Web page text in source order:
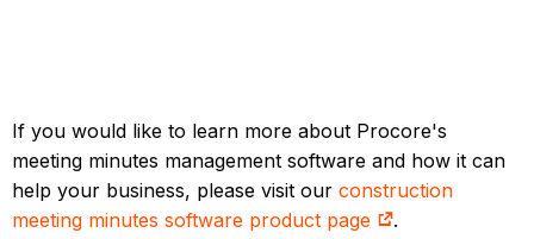
If you would like to learn more about Procore's
meeting minutes management software and how it can
help your business, please visit ourconstruction
meeting minutes software product page
.